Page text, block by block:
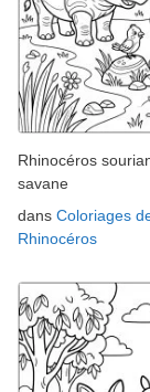
Rhinocéros
savane
dans Coloriages
Rhinocéros